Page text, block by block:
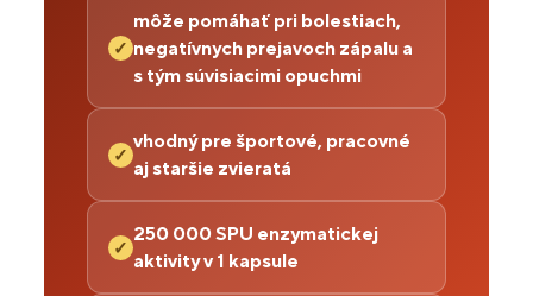
✓
môže pomáhať pri bolestiach,
negatívnych prejavoch zápalu a
s tým súvisiacimi opuchmi
✓
vhodný pre športové, pracovné
aj staršie zvieratá
✓
250 000 SPU enzymatickej
aktivity v 1 kapsule